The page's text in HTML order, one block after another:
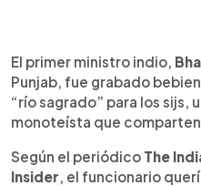
Escuchar artículo
El primer ministro indio,
Punjab, fue grabado
“río sagrado” para los sijs,
monoteísta que
Según el periódico The
Insider, el funcionario